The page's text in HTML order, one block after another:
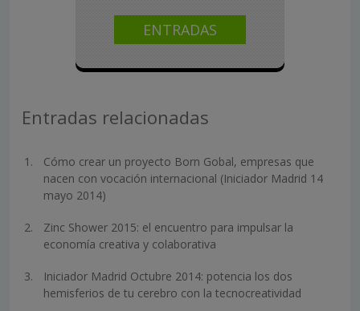
ENTRADAS
Entradas relacionadas
Cómo crear un proyecto Born Gobal, empresas que
nacen con vocación internacional (Iniciador Madrid 14
mayo 2014)
Zinc Shower 2015: el encuentro para impulsar la
economía creativa y colaborativa
Iniciador Madrid Octubre 2014: potencia los dos
hemisferios de tu cerebro con la tecnocreatividad